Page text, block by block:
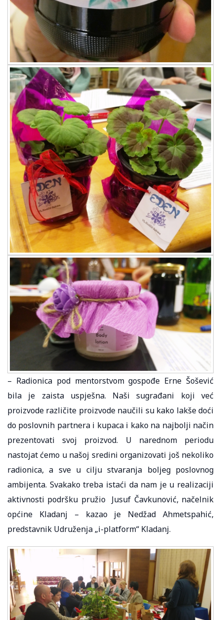
– Radionica pod mentorstvom gospođe Erne Šošević
bila je zaista uspješna. Naši sugrađani koji već
proizvode različite proizvode naučili su kako lakše doći
do poslovnih partnera i kupaca i kako na najbolji način
prezentovati svoj proizvod. U narednom periodu
nastojat ćemo u našoj sredini organizovati još nekoliko
radionica, a sve u cilju stvaranja boljeg poslovnog
ambijenta. Svakako treba istaći da nam je u realizaciji
aktivnosti podršku pružio Jusuf Čavkunović, načelnik
općine Kladanj – kazao je Nedžad Ahmetspahić,
predstavnik Udruženja „i-platform“ Kladanj.